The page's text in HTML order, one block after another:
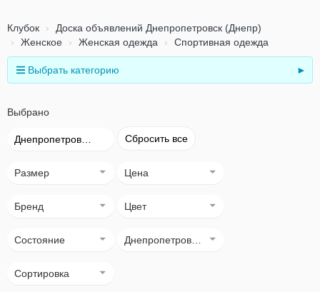
Клубок
Доска объявлений Днепропетровск (Днепр)
Женское
Женская одежда Спортивная одежда
Выбрать категорию ►
Выбрано
Сбросить все
Размер Цена
Бренд Цвет
Состояние
Сортировка